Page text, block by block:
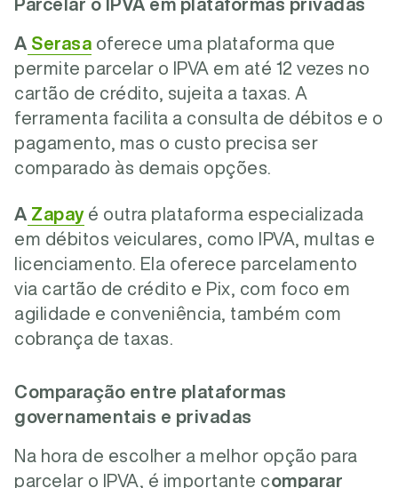
Parcelar o IPVA em plataformas privadas
A Serasa oferece uma plataforma que
permite parcelar o IPVA em até 12 vezes no
cartão de crédito, sujeita a taxas. A
ferramenta facilita a consulta de débitos e o
pagamento, mas o custo precisa ser
comparado às demais opções.
A Zapayé outra plataforma especializada
em débitos veiculares, como IPVA, multas e
licenciamento. Ela oferece parcelamento
via cartão de crédito e Pix, com foco em
agilidade e conveniência, também com
cobrança de taxas.
Comparação entre plataformas
governamentais e privadas
Na hora de escolher a melhor opção para
parcelar o IPVA, é importante comparar